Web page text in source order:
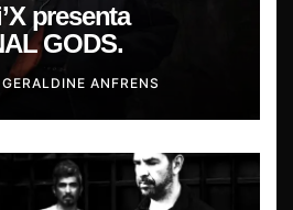
presenta
GODS.
GERALDINE ANFRENS